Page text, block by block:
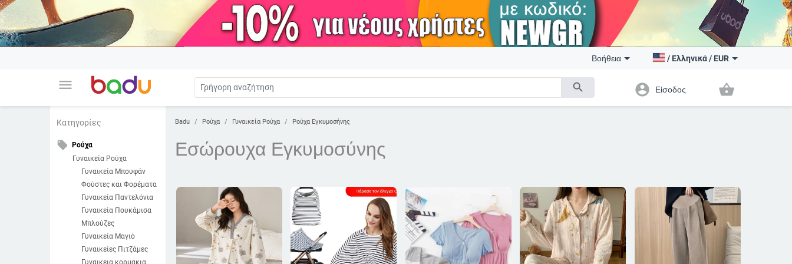
menu search
Βοήθεια / Ελληνικά/ EUR
account_circle Είσοδος shopping_basket
Κατηγορίες
local_offer
Ρούχα
Γυναικεία Ρούχα
Γυναικεία Μπουφάν
Φούστες και Φορέματα
Γυναικεία Παντελόνια
Γυναικεία Πουκάμισα
Μπλούζες
Γυναικεία Μαγιό
Γυναικείες Πιτζάμες
Γυναικεια κορμακια
Badu Ρούχα Γυναικεία Ρούχα Ρούχα Εγκυμοσήνης
Εσώρουχα Εγκυμοσύνης